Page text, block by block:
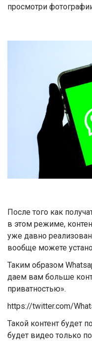
просмотри
После того как
в этом режиме,
уже давно
вообще можете
Таким образом
даем вам больше
приватностью».
https://twitter.com/
Такой контент будет
будет видео только